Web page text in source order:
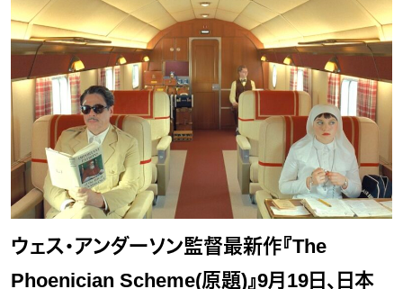
ウェス・アンダーソン監督最新作『The
Phoenician Scheme(原題)』9月19日、日本